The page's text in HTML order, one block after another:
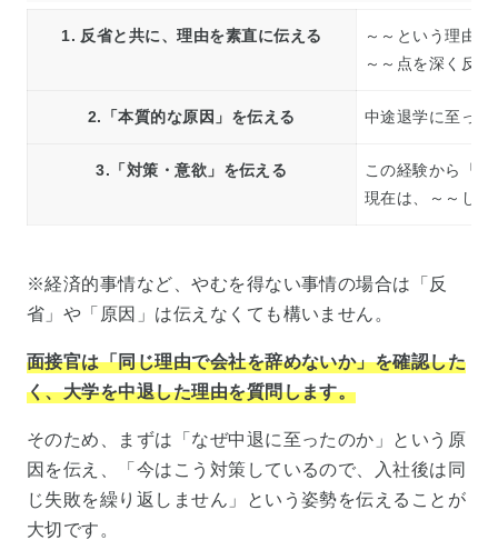
1. 反省と共に、理由を素直に伝える
～～という理由
～～点を深く反
2.「本質的な原因」を伝える 中途退学に至っ
3.「対策・意欲」を伝える
この経験から「
現在は、～～して
※経済的事情など、やむを得ない事情の場合は「反
省」や「原因」は伝えなくても構いません。
面接官は「同じ理由で会社を辞めないか」を確認した
く、大学を中退した理由を質問します。
そのため、まずは「なぜ中退に至ったのか」という原
因を伝え、「今はこう対策しているので、入社後は同
じ失敗を繰り返しません」という姿勢を伝えることが
大切です。